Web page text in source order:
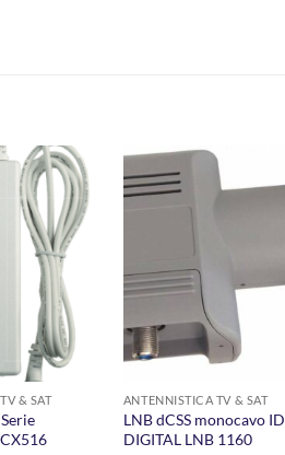
AGGIUNGI
ALLA
LISTA DEI
DESIDERI
& SAT ANTENNISTICA TV & SAT
LNB dCSS monocavo ID
DIGITAL LNB 1160